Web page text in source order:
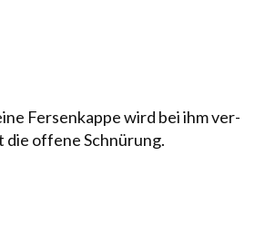
Fersenkappe wird bei ihm ver­
die offene Schnürung.